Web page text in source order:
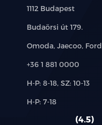
Település:
1112 Budapest
Cím:
Budaörsi út 179.
Márkák:
Omoda, Jaecoo, Ford
Telefon:
+36 1 881 0000
Új-
használt
H-P: 8-18, SZ: 10-13
Alkatrész,
H-P: 7-18
4.5